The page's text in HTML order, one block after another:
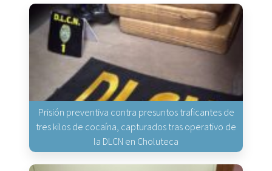
Prisión preventiva contra presuntos traficantes de
tres kilos de cocaína, capturados tras operativo de
la DLCN en Choluteca